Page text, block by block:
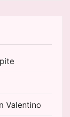
Valentino